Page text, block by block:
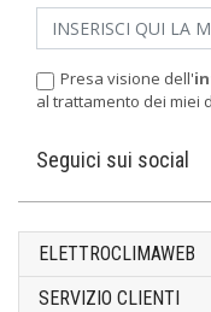
Presa visione dell'
al trattamento dei miei
Seguici sui social
ELETTROCLIMAWEB
SERVIZIO CLIENTI